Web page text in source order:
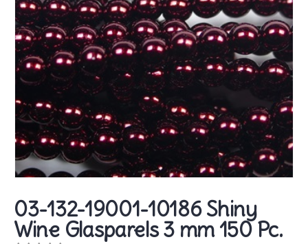
03-132-19001-10186 Shiny
Wine Glasparels 3 mm 150 Pc.